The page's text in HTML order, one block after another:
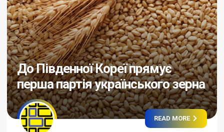
До Південної Кореї прямує
перша партія українського зерна
READ MORE